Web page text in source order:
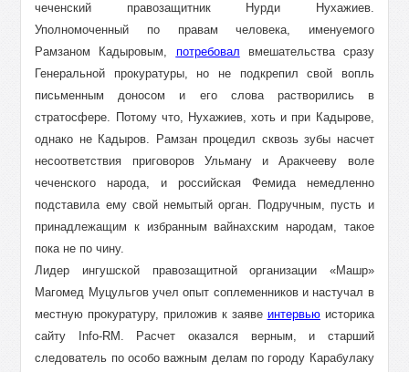
чеченский правозащитник Нурди Нухажиев.
Уполномоченный по правам человека, именуемого
Рамзаном Кадыровым, потребовал вмешательства сразу
Генеральной прокуратуры, но не подкрепил свой вопль
письменным доносом и его слова растворились в
стратосфере. Потому что, Нухажиев, хоть и при Кадырове,
однако не Кадыров. Рамзан процедил сквозь зубы насчет
несоответствия приговоров Ульману и Аракчееву воле
чеченского народа, и российская Фемида немедленно
подставила ему свой немытый орган. Подручным, пусть и
принадлежащим к избранным вайнахским народам, такое
пока не по чину.
Лидер ингушской правозащитной организации «Машр»
Магомед Муцульгов учел опыт соплеменников и настучал в
местную прокуратуру, приложив к заяве интервьюисторика
сайту Info-RM. Расчет оказался верным, и старший
следователь по особо важным делам по городу Карабулаку